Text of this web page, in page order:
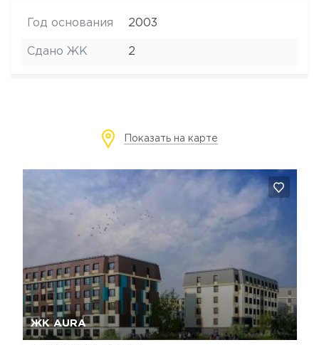
Год основания 2003
Сдано ЖК 2
Показать на карте
ЖК AURA
Да, удалить Отмена